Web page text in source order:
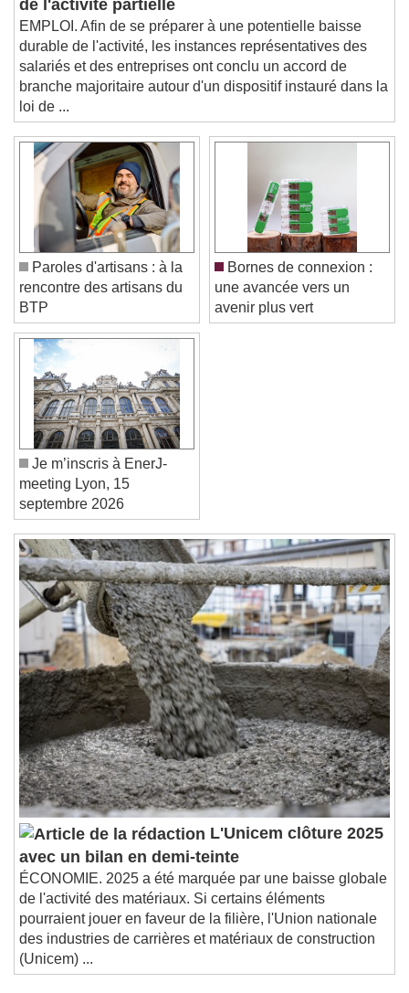
Beginning of dialog window. Escape will cancel
and close the window.
Text
Color Opacity
Text Background
Color
Caption Area Background
Color Opacity
Font Size
Font Family
Reset
Done
Close Modal Dialog
End of dialog window.
de l'activité partielle
EMPLOI. Afin de se préparer à une potentielle baisse
durable de l'activité, les instances représentatives des
salariés et des entreprises ont conclu un accord de
branche majoritaire autour d'un dispositif instauré dans la
loi de ...
Paroles d'artisans : à la
rencontre des artisans du
BTP
Bornes de connexion :
une avancée vers un
avenir plus vert
Je m’inscris à EnerJ-
meeting Lyon, 15
septembre 2026
L'Unicem clôture 2025
avec un bilan en demi-teinte
ÉCONOMIE. 2025 a été marquée par une baisse globale
de l'activité des matériaux. Si certains éléments
pourraient jouer en faveur de la filière, l'Union nationale
des industries de carrières et matériaux de construction
(Unicem) ...